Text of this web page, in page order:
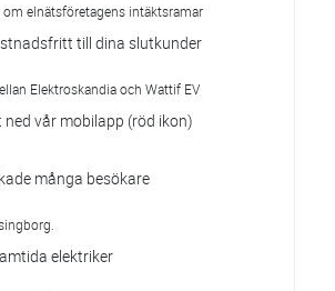
elnätsföretagens intäktsramar
till dina slutkunder
Elektroskandia och Wattif EV
vår mobilapp (röd ikon)
många besökare
elektriker